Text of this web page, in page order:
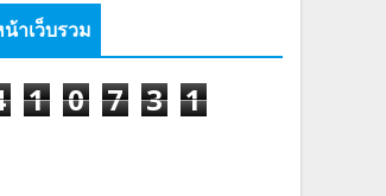
าเว็บรวม
1 0 7 3 1